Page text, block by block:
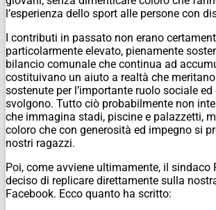
l’esperienza dello sport alle persone con
I contributi in passato non erano
particolarmente elevato, pienamente
bilancio comunale che continua ad
costituivano un aiuto a realtà che
sostenute per l’importante ruolo sociale
svolgono. Tutto ciò probabilmente non
che immagina stadi, piscine e palazzetti,
coloro che con generosità ed impegno si
nostri ragazzi.
Poi, come avviene ultimamente, il sindaco
deciso di replicare direttamente sulla
Facebook. Ecco quanto ha scritto: